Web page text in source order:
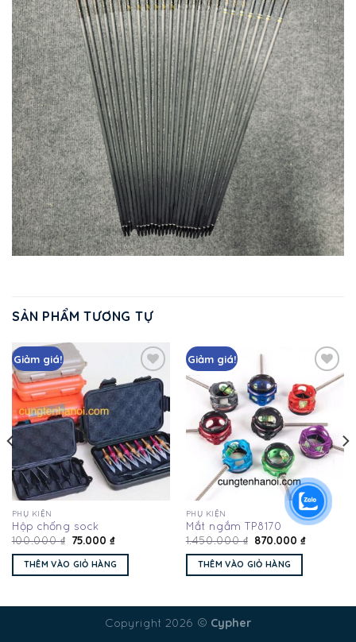
SẢN PHẨM TƯƠNG TỰ
Giảm giá!
Add
to
wishlist
PHỤ KIỆN
Hộp chống sock
100.000₫ 75.000 ₫
THÊM VÀO GIỎ HÀNG
Giảm giá!
Add
to
wishlist
PHỤ KIỆN
Mắt ngắm TP8170
1.450.000₫ 870.000 ₫
THÊM VÀO GIỎ HÀNG
Copyright 2026 © Cypher